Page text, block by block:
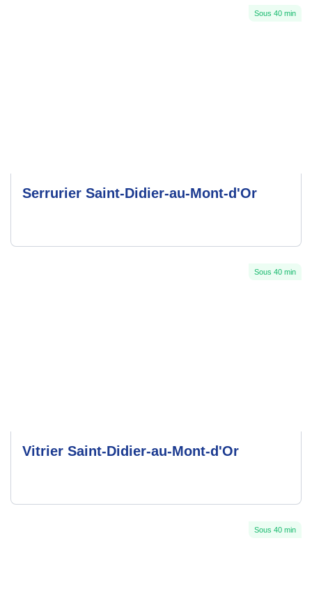
Sous 40 min
Serrurier Saint-Didier-au-Mont-d'Or
Sous 40 min
Vitrier Saint-Didier-au-Mont-d'Or
Sous 40 min